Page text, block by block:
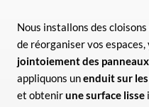
Nous installons des
de réorganiser vos espaces,
jointoiement des panneaux
appliquons unenduit sur
et obtenirune surface lisse